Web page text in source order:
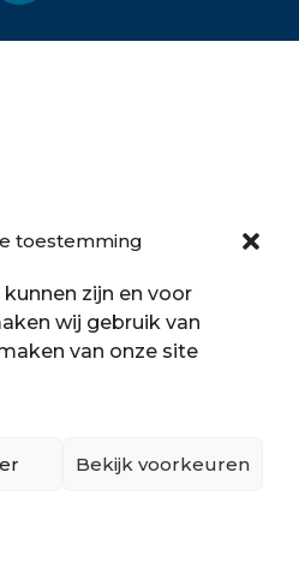
toestemming
zijn en voor
wij gebruik van
van onze site
Bekijk voorkeuren